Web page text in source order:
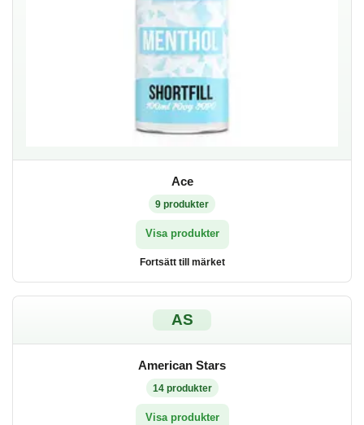
Ace
9 produkter
Visa produkter
Fortsätt till märket
AS
American Stars
14 produkter
Visa produkter